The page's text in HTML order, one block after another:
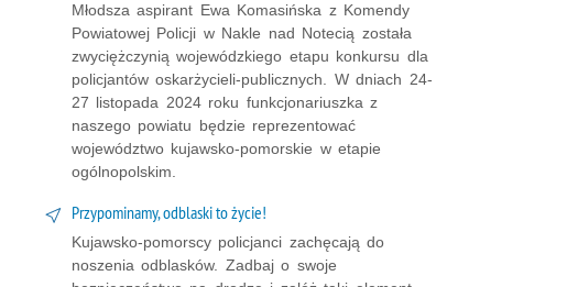
Młodsza aspirant Ewa Komasińska z Komendy
Powiatowej Policji w Nakle nad Notecią została
zwyciężczynią wojewódzkiego etapu konkursu dla
policjantów oskarżycieli-publicznych. W dniach 24-
27 listopada 2024 roku funkcjonariuszka z
naszego powiatu będzie reprezentować
województwo kujawsko-pomorskie w etapie
ogólnopolskim.
Przypominamy, odblaski to życie!
Kujawsko-pomorscy policjanci zachęcają do
noszenia odblasków. Zadbaj o swoje